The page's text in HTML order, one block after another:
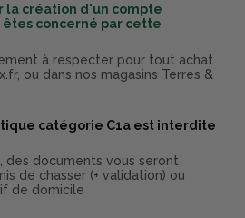
la création d'un compte
êtes concerné par cette
à respecter pour tout achat
ou dans nos magasins Terres &
catégorie C1a est interdite
des documents vous seront
de chasser (+ validation) ou
de domicile